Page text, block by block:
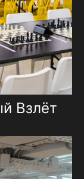
Взлёт